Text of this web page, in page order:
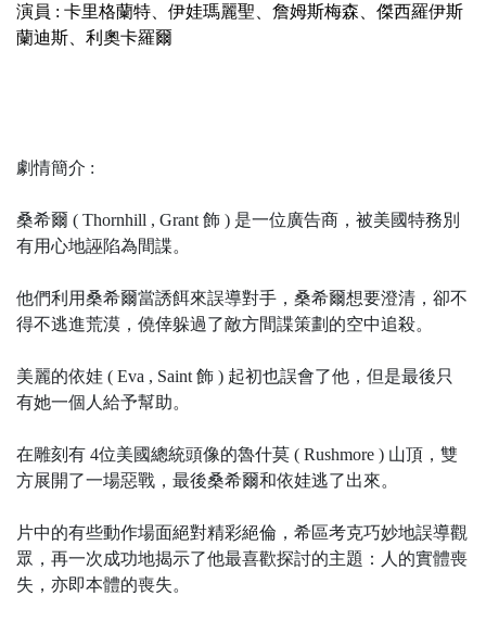
演員 : 卡里格蘭特、伊娃瑪麗聖、詹姆斯梅森、傑西羅伊斯
蘭迪斯、利奧卡羅爾
劇情簡介 :
桑希爾 ( Thornhill , Grant 飾 ) 是一位廣告商，被美國特務別
有用心地誣陷為間諜。
他們利用桑希爾當誘餌來誤導對手，桑希爾想要澄清，卻不
得不逃進荒漠，僥倖躲過了敵方間諜策劃的空中追殺。
美麗的依娃 ( Eva , Saint 飾 ) 起初也誤會了他，但是最後只
有她一個人給予幫助。
在雕刻有 4位美國總統頭像的魯什莫 ( Rushmore ) 山頂，雙
方展開了一場惡戰，最後桑希爾和依娃逃了出來。
片中的有些動作場面絕對精彩絕倫，希區考克巧妙地誤導觀
眾，再一次成功地揭示了他最喜歡探討的主題：人的實體喪
失，亦即本體的喪失。